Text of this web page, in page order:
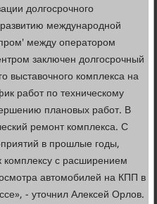
долгосрочного
международной
между оператором
заключен долгосрочный
выставочного комплекса на
работ по техническому
плановых работ. В
ремонт комплекса. С
в прошлые годы,
комплексу с расширением
автомобилей на КПП в
- уточнил Алексей Орлов.